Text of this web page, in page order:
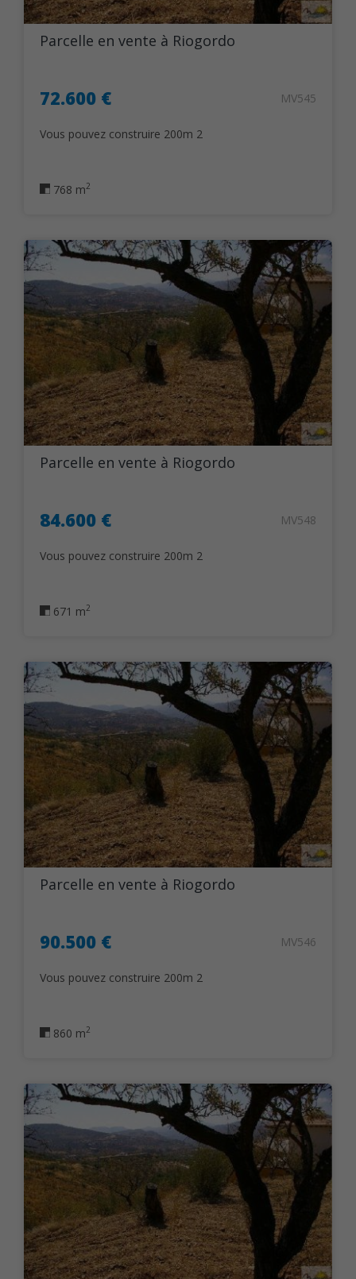
Parcelle en vente à Riogordo
72.600 € MV545
Vous pouvez construire 200m 2
768 m2
Parcelle en vente à Riogordo
84.600 € MV548
Vous pouvez construire 200m 2
671 m2
Parcelle en vente à Riogordo
90.500 € MV546
Vous pouvez construire 200m 2
860 m2